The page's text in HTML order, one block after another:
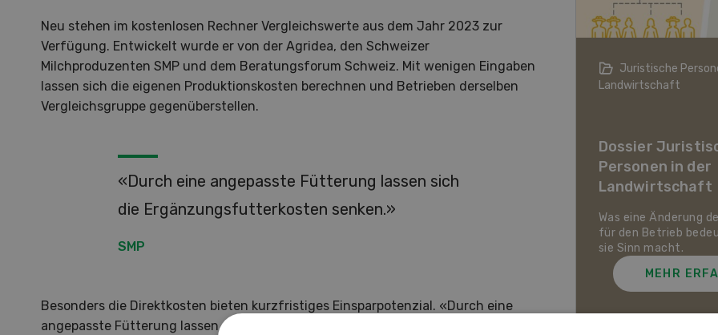
Neu stehen im kostenlosen Rechner Vergleichswerte aus dem Jahr 2023 zur
Verfügung. Entwickelt wurde er von der Agridea, den Schweizer
Milchproduzenten SMP und dem Beratungsforum Schweiz. Mit wenigen Eingaben
lassen sich die eigenen Produktionskosten berechnen und Betrieben derselben
Vergleichsgruppe gegenüberstellen.
«Durch eine angepasste Fütterung lassen sich
die Ergänzungsfutterkosten senken.»
SMP
Besonders die Direktkosten bieten kurzfristiges Einsparpotenzial. «Durch eine
angepasste Fütterung lassen sich die Ergänzungsfutterkosten senken, die einen
Hof in neuer Hand
Hof in neuer Hand
Betriebsleiterinnen und
Betriebsleiter zeigen, wie sie ihren
weiterentwickeln.
Landwirtschaft im Klimawandel
Was auf den Schweizer Pflanzenbau
und die Tierhaltung zukommt und
wie sich die Schweizer
Landwirtschaft gegen Hitze,
Juristische
Landwirtschaft
Dossier
Personen in der
Landwirtschaft
Was eine Änderung
für den Betrieb
sie Sinn macht.
MEHR